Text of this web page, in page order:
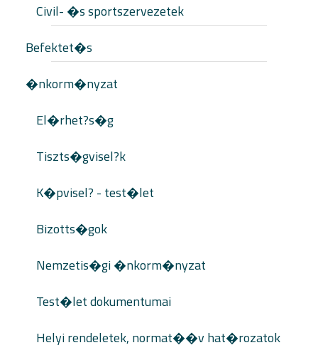
Civil- �s sportszervezetek
Befektet�s
�nkorm�nyzat
El�rhet?s�g
Tiszts�gvisel?k
K�pvisel? - test�let
Bizotts�gok
Nemzetis�gi �nkorm�nyzat
Test�let dokumentumai
Helyi rendeletek, normat��v hat�rozatok